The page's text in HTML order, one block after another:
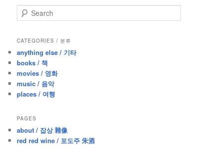
e
r
h
CATEGORIES / 분류
anything else / 기타
books / 책
movies / 영화
music / 음악
places / 여행
PAGES
about / 잡상 雜像
red red wine / 포도주 朱酒